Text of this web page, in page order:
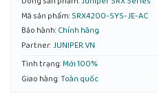
Mã sản phẩm: SRX4200-SYS-JE-AC
Bảo hành: Chính hãng
Partner:JUNIPER.VN
Tình trạng: Mới 100%
Giao hàng:Toàn quốc